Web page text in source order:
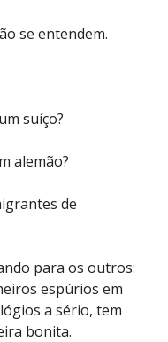
se entendem.
suíço?
alemão?
de
para os outros:
espúrios em
a sério, tem
bonita.